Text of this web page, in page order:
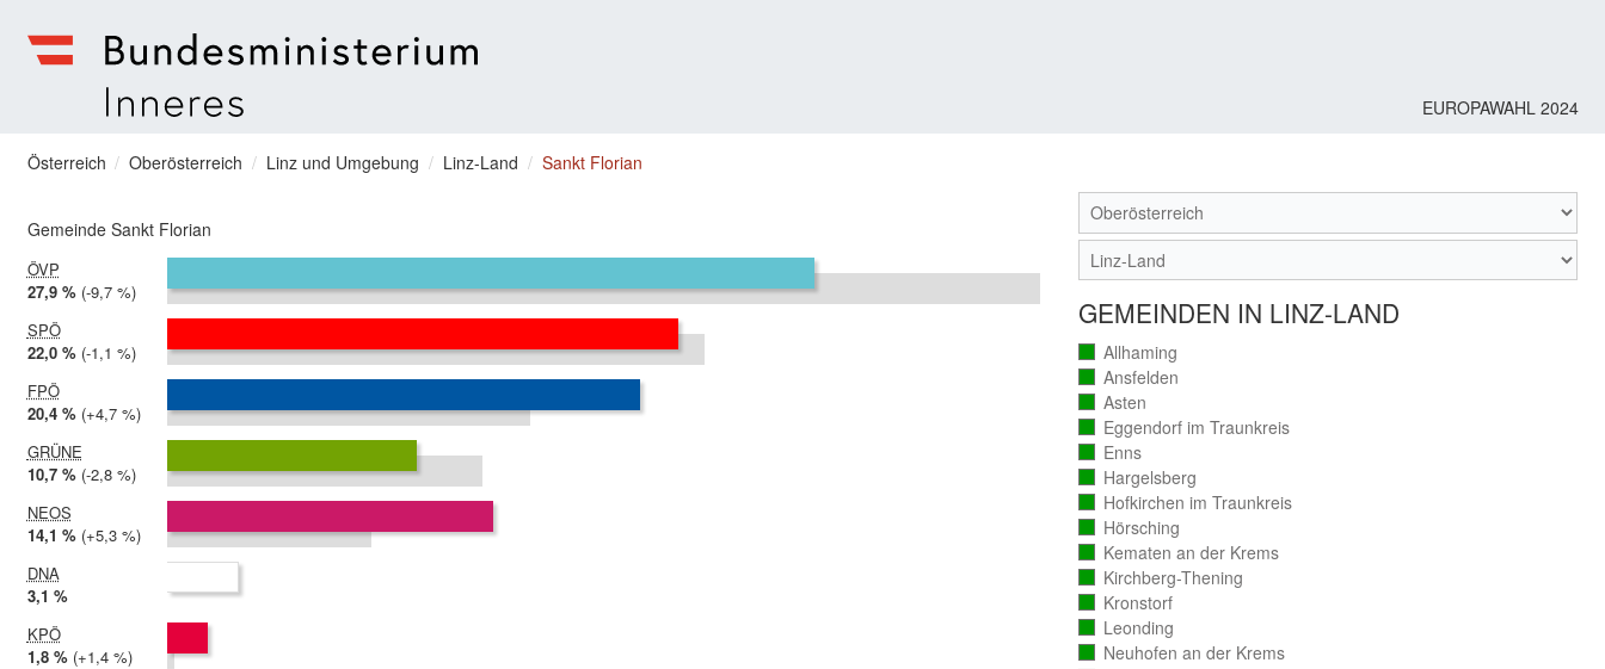
zum Menu springen
EUROPAWAHL 2024
Sie befinden sich hier
Österreich Oberösterreich Linz und Umgebung Linz-Land Sankt Florian
Gemeinde Sankt Florian
ÖVP
2024:
27,9 %
2019:
37,6 %
Differenz:
-9,7 %
SPÖ
2024:
22,0 %
2019:
23,2 %
Differenz:
-1,1 %
FPÖ
2024:
20,4 %
2019:
15,7 %
Differenz:
+4,7 %
GRÜNE
2024:
10,7 %
2019:
13,6 %
Differenz:
-2,8 %
NEOS
2024:
14,1 %
2019:
8,8 %
Differenz:
+5,3 %
DNA
2024:
3,1 %
KPÖ
2024:
1,8 % Differenz:
+1,4 %
GEMEINDEN IN LINZ-LAND
Allhaming
(vollständig
ausgezählt)
Ansfelden
(vollständig
ausgezählt)
Asten
(vollständig
ausgezählt)
Eggendorf im Traunkreis
(vollständig
ausgezählt)
Enns
(vollständig
ausgezählt)
Hargelsberg
(vollständig
ausgezählt)
Hofkirchen im Traunkreis
(vollständig
ausgezählt)
Hörsching
(vollständig
ausgezählt)
Kematen an der Krems
(vollständig
ausgezählt)
Kirchberg-Thening
(vollständig
ausgezählt)
Kronstorf
(vollständig
ausgezählt)
Leonding
(vollständig
ausgezählt)
Neuhofen an der Krems
(vollständig